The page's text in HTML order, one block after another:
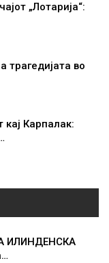
„Лотарија“:
трагедијата во
кај Карпалак:
ИЛИНДЕНСКА